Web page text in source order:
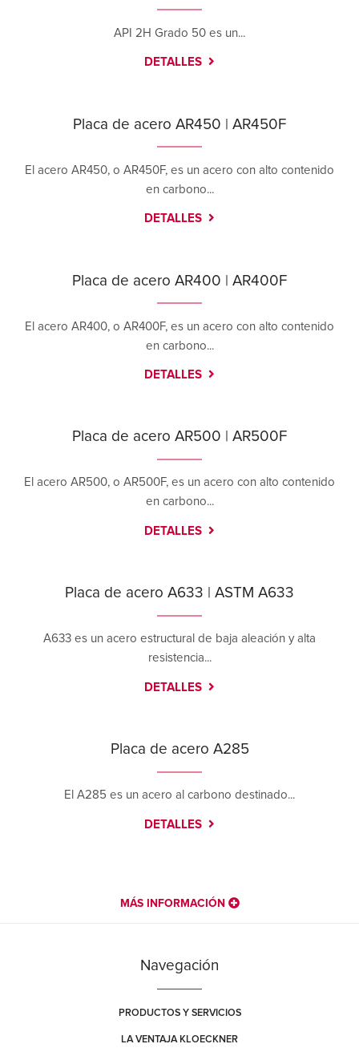
API 2H Grado 50 es un...
DETALLES
Placa de acero AR450 | AR450F
El acero AR450, o AR450F, es un acero con alto contenido
en carbono...
DETALLES
Placa de acero AR400 | AR400F
El acero AR400, o AR400F, es un acero con alto contenido
en carbono...
DETALLES
Placa de acero AR500 | AR500F
El acero AR500, o AR500F, es un acero con alto contenido
en carbono...
DETALLES
Placa de acero A633 | ASTM A633
A633 es un acero estructural de baja aleación y alta
resistencia...
DETALLES
Placa de acero A285
El A285 es un acero al carbono destinado...
DETALLES
MÁS INFORMACIÓN
Navegación
PRODUCTOS Y SERVICIOS
LA VENTAJA KLOECKNER